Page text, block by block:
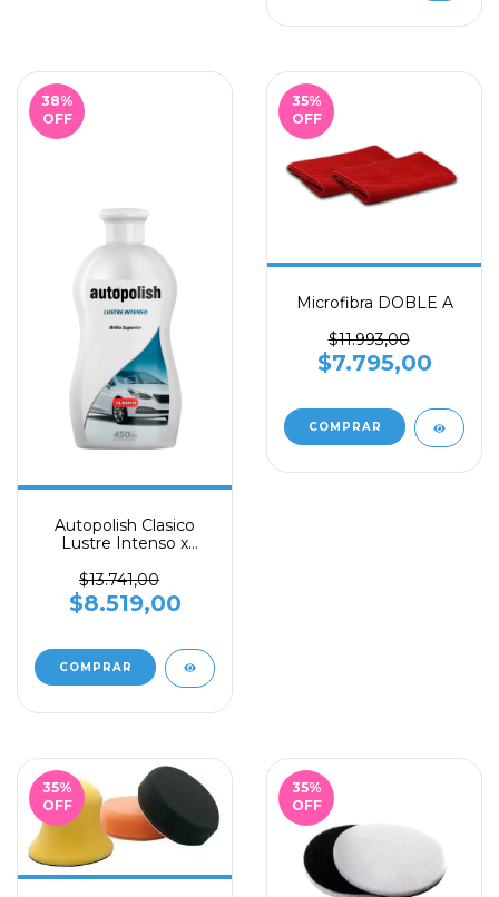
38%
OFF
Autopolish Clasico
Lustre Intenso x
$13.741,00
$8.519,00
35%
OFF
Microfibra DOBLE A
$11.993,00
$7.795,00
35%
OFF
35%
OFF